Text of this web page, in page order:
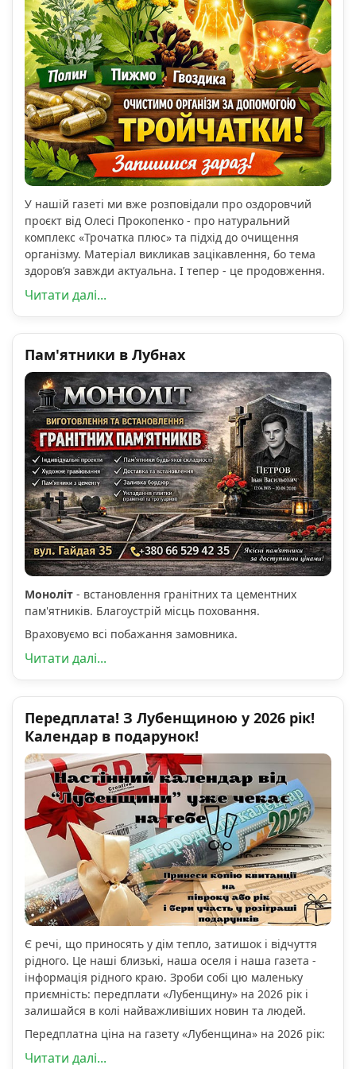
У нашій газеті ми вже розповідали про оздоровчий
проєкт від Олесі Прокопенко - про натуральний
комплекс «Трочатка плюс» та підхід до очищення
організму. Матеріал викликав зацікавлення, бо тема
здоров’я завжди актуальна. І тепер - це продовження.
Читати далі...
Пам'ятники в Лубнах
Моноліт - встановлення гранітних та цементних
пам'ятників. Благоустрій місць поховання.
Враховуємо всі побажання замовника.
Читати далі...
Передплата! З Лубенщиною у 2026 рік!
Календар в подарунок!
Є речі, що приносять у дім тепло, затишок і відчуття
рідного. Це наші близькі, наша оселя і наша газета -
інформація рідного краю. Зроби собі цю маленьку
приємність: передплати «Лубенщину» на 2026 рік і
залишайся в колі найважливіших новин та людей.
Передплатна ціна на газету «Лубенщина» на 2026 рік:
Читати далі...